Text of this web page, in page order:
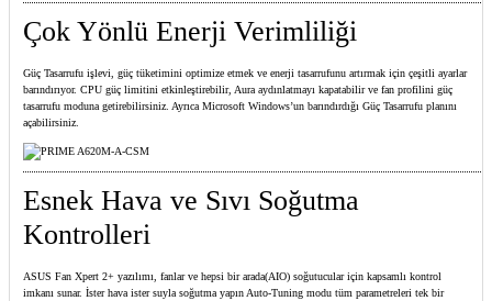
Çok Yönlü Enerji Verimliliği
Güç Tasarrufu işlevi, güç tüketimini optimize etmek ve enerji tasarrufunu artırmak için çeşitli ayarlar
barındırıyor. CPU güç limitini etkinleştirebilir, Aura aydınlatmayı kapatabilir ve fan profilini güç
tasarrufu moduna getirebilirsiniz. Ayrıca Microsoft Windows’un barındırdığı Güç Tasarrufu planını
açabilirsiniz.
Esnek Hava ve Sıvı Soğutma
Kontrolleri
ASUS Fan Xpert 2+ yazılımı, fanlar ve hepsi bir arada(AIO) soğutucular için kapsamlı kontrol
imkanı sunar. İster hava ister suyla soğutma yapın Auto-Tuning modu tüm parametreleri tek bir